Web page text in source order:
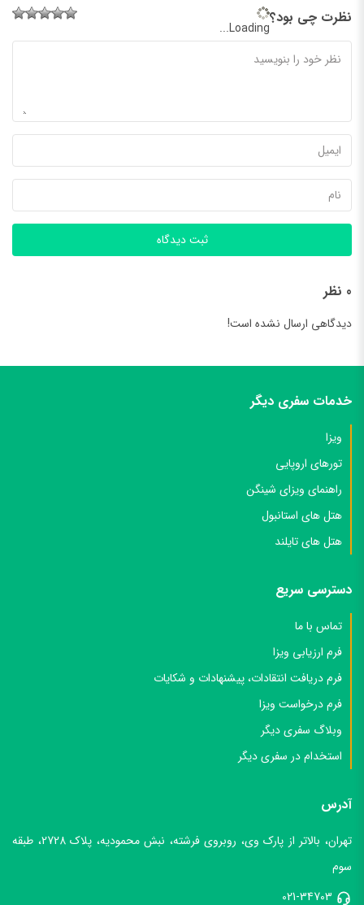
نظرت چی بود؟
Loading...
ثبت دیدگاه
0 نظر
دیدگاهی ارسال نشده است!
خدمات سفری دیگر
ویزا
تورهای اروپایی
راهنمای ویزای شینگن
هتل های استانبول
هتل های تایلند
دسترسی سریع
تماس با ما
فرم ارزیابی ویزا
فرم دریافت انتقادات، پیشنهادات و شکایات
فرم درخواست ویزا
وبلاگ سفری دیگر
استخدام در سفری دیگر
آدرس
تهران، بالاتر از پارک وی، روبروی فرشته، نبش محمودیه، پلاک 2728، طبقه
سوم
021-34703